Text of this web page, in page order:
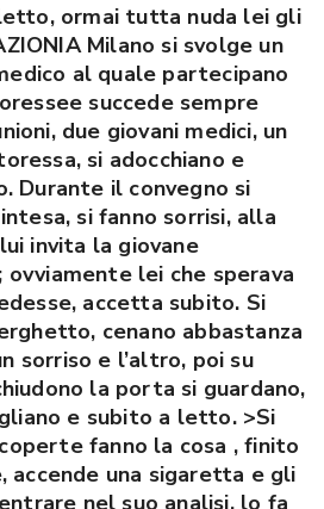
ormai tutta nuda lei gli
Milano si svolge un
al quale partecipano
succede sempre
due giovani medici, un
si adocchiano e
Durante il convegno si
si fanno sorrisi, alla
invita la giovane
lei che sperava
accetta subito. Si
cenano abbastanza
sorriso e l’altro, poi su
la porta si guardano,
e subito a letto. >Si
fanno la cosa , finito
accende una sigaretta e gli
nel suo analisi, lo fa